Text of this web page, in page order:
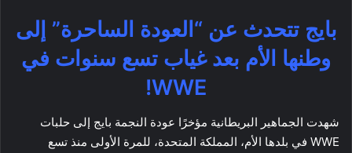
بايج تتحدث عن “العودة الساحرة” إلى
وطنها الأم بعد غياب تسع سنوات في
WWE!
شهدت الجماهير البريطانية مؤخرًا عودة النجمة بايج إلى حلبات
WWE في بلدها الأم، المملكة المتحدة، للمرة الأولى منذ تسع